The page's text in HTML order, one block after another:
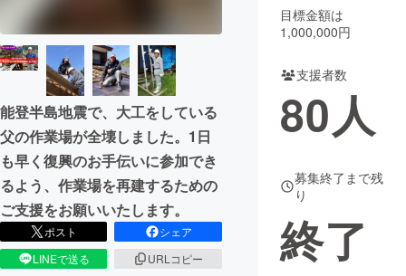
コミュニティ
能登半島地震で、大工をしている
父の作業場が全壊しました。1日
も早く復興のお手伝いに参加でき
るよう、作業場を再建するための
ご支援をお願いいたします。
ポスト
シェア
LINEで送る
URLコピー
目標金額は
1,000,000円
支援者数
80人
募集終了まで残
り
終了